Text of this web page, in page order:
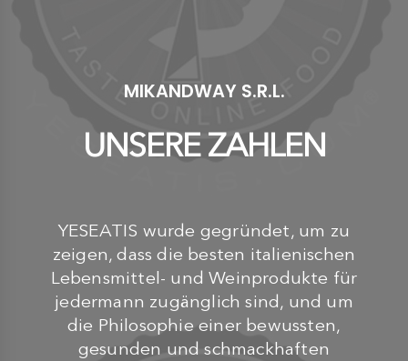
MIKANDWAY S.R.L.
UNSERE ZAHLEN
YESEATIS wurde gegründet, um zu
zeigen, dass die besten italienischen
Lebensmittel- und Weinprodukte für
jedermann zugänglich sind, und um
die Philosophie einer bewussten,
gesunden und schmackhaften